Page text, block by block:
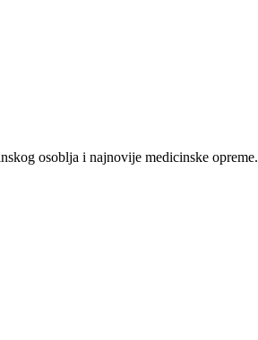
osoblja i najnovije medicinske opreme.